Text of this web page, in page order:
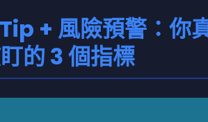
+ 風險預警：你
的 3 個指標